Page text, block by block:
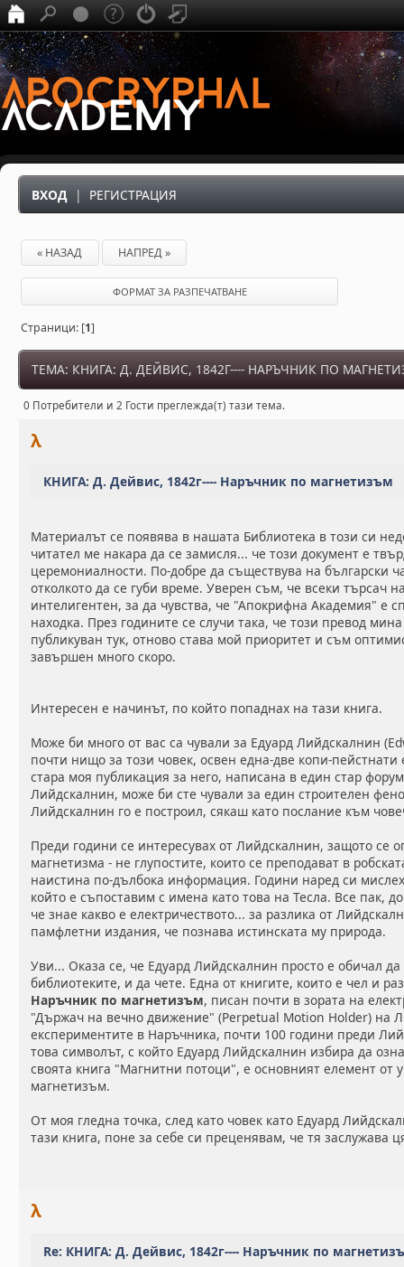
ВХОД | РЕГИСТРАЦИЯ
« НАЗАД НАПРЕД »
ФОРМАТ ЗА РАЗПЕЧАТВАНЕ
Страници: [1]
ТЕМА: КНИГА: Д. ДЕЙВИС, 1842Г---- НАРЪЧНИК ПО
0 Потребители и 2 Гости преглежда(т) тази тема.
λ
КНИГА: Д. Дейвис, 1842г---- Наръчник по магнетизъм
Материалът се появява в нашата Библиотека в този си
читател ме накара да се замисля... че този документ е
церемониалности. По-добре да съществува на български
отколкото да се губи време. Уверен съм, че всеки търсач
интелигентен, за да чувства, че "Апокрифна Академия" е
находка. През годините се случи така, че този превод
публикуван тук, отново става мой приоритет и съм
завършен много скоро.
Интересен е начинът, по който попаднах на тази книга.
Може би много от вас са чували за Едуард Лийдскалнин
почти нищо за този човек, освен една-две копи-пейстнати
стара моя публикация за него, написана в един стар
Лийдскалнин, може би сте чували за един строителен
Лийдскалнин го е построил, сякаш като послание към
Преди години се интересувах от Лийдскалнин, защото се
магнетизма - не глупостите, които се преподават в
наистина по-дълбока информация. Години наред си
който е съпоставим с имена като това на Тесла. Все пак,
че знае какво е електричеството... за разлика от
памфлетни издания, че познава истинската му природа.
Уви... Оказа се, че Едуард Лийдскалнин просто е обичал
библиотеките, и да чете. Една от книгите, които е чел и
Наръчник по магнетизъм, писан почти в зората на
"Държач на вечно движение" (Perpetual Motion Holder) на
експериментите в Наръчника, почти 100 години преди
това символът, с който Едуард Лийдскалнин избира да
своята книга "Магнитни потоци", е основният елемент от
магнетизъм.
От моя гледна точка, след като човек като Едуард
тази книга, поне за себе си преценявам, че тя
λ
Re: КНИГА: Д. Дейвис, 1842г---- Наръчник по